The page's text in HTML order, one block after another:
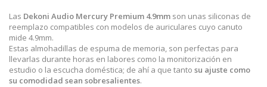
Las Dekoni Audio Mercury Premium 4.9mm son unas siliconas de
reemplazo compatibles con modelos de auriculares cuyo canuto
mide 4.9mm.
Estas almohadillas de espuma de memoria, son perfectas para
llevarlas durante horas en labores como la monitorización en
estudio o la escucha doméstica; de ahí a que tanto su ajuste como
su comodidad sean sobresalientes.